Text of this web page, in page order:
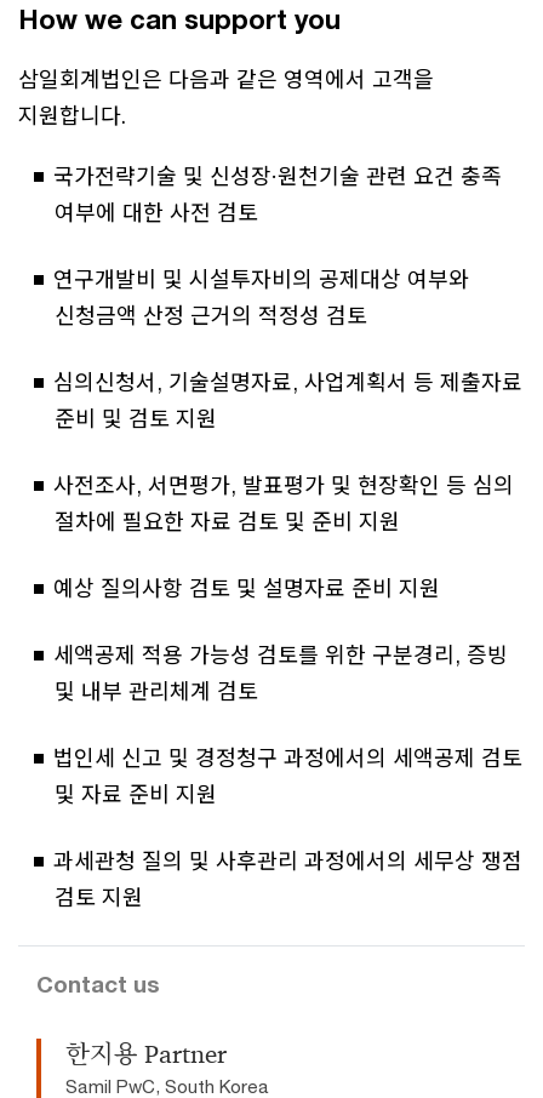
How we can support you
삼일회계법인은 다음과 같은 영역에서 고객을
지원합니다.
국가전략기술 및 신성장·원천기술 관련 요건 충족
여부에 대한 사전 검토
연구개발비 및 시설투자비의 공제대상 여부와
신청금액 산정 근거의 적정성 검토
심의신청서, 기술설명자료, 사업계획서 등 제출자료
준비 및 검토 지원
사전조사, 서면평가, 발표평가 및 현장확인 등 심의
절차에 필요한 자료 검토 및 준비 지원
예상 질의사항 검토 및 설명자료 준비 지원
세액공제 적용 가능성 검토를 위한 구분경리, 증빙
및 내부 관리체계 검토
법인세 신고 및 경정청구 과정에서의 세액공제 검토
및 자료 준비 지원
과세관청 질의 및 사후관리 과정에서의 세무상 쟁점
검토 지원
Contact us
한지용 Partner
Samil PwC, South Korea